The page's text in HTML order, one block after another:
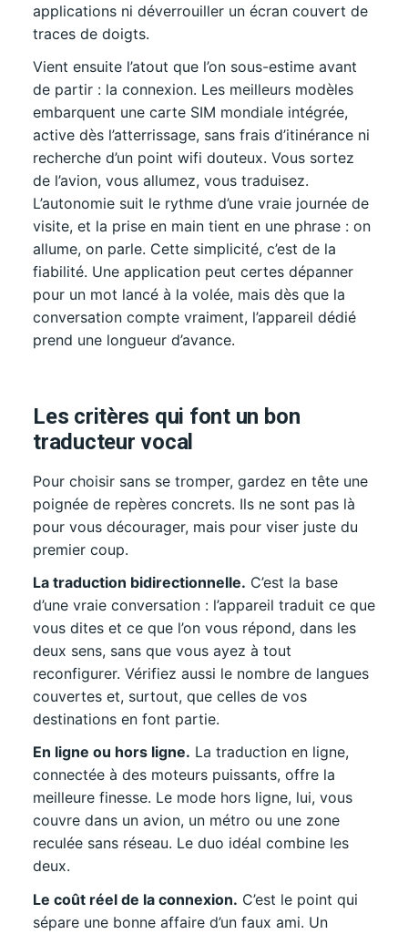
applications ni déverrouiller un écran couvert de
traces de doigts.
Vient ensuite l’atout que l’on sous-estime avant
de partir : la connexion. Les meilleurs modèles
embarquent une carte SIM mondiale intégrée,
active dès l’atterrissage, sans frais d’itinérance ni
recherche d’un point wifi douteux. Vous sortez
de l’avion, vous allumez, vous traduisez.
L’autonomie suit le rythme d’une vraie journée de
visite, et la prise en main tient en une phrase : on
allume, on parle. Cette simplicité, c’est de la
fiabilité. Une application peut certes dépanner
pour un mot lancé à la volée, mais dès que la
conversation compte vraiment, l’appareil dédié
prend une longueur d’avance.
Les critères qui font un bon
traducteur vocal
Pour choisir sans se tromper, gardez en tête une
poignée de repères concrets. Ils ne sont pas là
pour vous décourager, mais pour viser juste du
premier coup.
La traduction bidirectionnelle. C’est la base
d’une vraie conversation : l’appareil traduit ce que
vous dites et ce que l’on vous répond, dans les
deux sens, sans que vous ayez à tout
reconfigurer. Vérifiez aussi le nombre de langues
couvertes et, surtout, que celles de vos
destinations en font partie.
En ligne ou hors ligne. La traduction en ligne,
connectée à des moteurs puissants, offre la
meilleure finesse. Le mode hors ligne, lui, vous
couvre dans un avion, un métro ou une zone
reculée sans réseau. Le duo idéal combine les
deux.
Le coût réel de la connexion. C’est le point qui
sépare une bonne affaire d’un faux ami. Un